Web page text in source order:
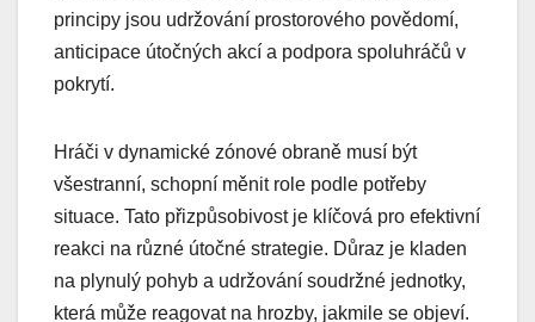
principy jsou udržování prostorového povědomí,
anticipace útočných akcí a podpora spoluhráčů v
pokrytí.
Hráči v dynamické zónové obraně musí být
všestranní, schopní měnit role podle potřeby
situace. Tato přizpůsobivost je klíčová pro efektivní
reakci na různé útočné strategie. Důraz je kladen
na plynulý pohyb a udržování soudržné jednotky,
která může reagovat na hrozby, jakmile se objeví.